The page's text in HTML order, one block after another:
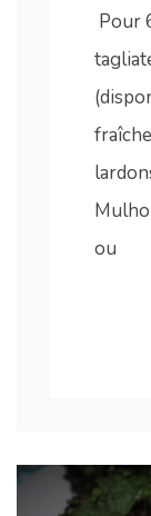
Pour
ou